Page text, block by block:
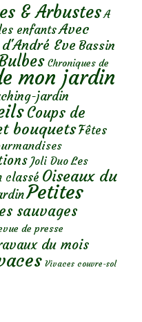
& Arbustes A
enfantsAvec
Eve Bassin
Bulbes Chroniques de
mon jardin
jardin
Coups de
bouquetsFêtes
Joli Duo Les
classé Oiseaux du
Petites
sauvages
de presse
du mois
Vivaces couvre-sol